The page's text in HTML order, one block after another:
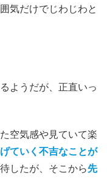
気だけでじわじわと
ようだが、正直いっ
空気感や見ていて楽
ていく不吉なことが
したが、そこから先